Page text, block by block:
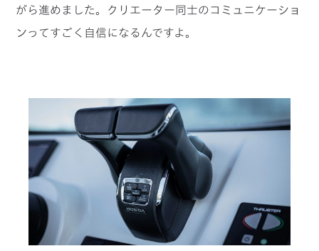
がら進めました。クリエーター同士のコミュニケーショ
ンってすごく自信になるんですよ。